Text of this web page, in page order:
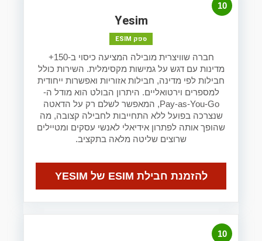
10
Yesim
ספק ESIM
חברה שוויצרית מובילה המציעה כיסוי ב-150+
מדינות עם דגש על גמישות מקסימלית. השירות כולל
חבילות לפי מדינה, חבילות אזוריות ואפשרות ייחודית
למספרים וירטואליים. היתרון הבולט הוא מודל ה-
Pay-as-You-Go, המאפשר לשלם רק על הדאטה
שנצרכה בפועל ללא התחייבות לחבילה קצובה, מה
שהופך אותה לפתרון אידיאלי לאנשי עסקים ומטיילים
שרוצים שליטה מלאה בתקציב.
להזמנת חבילת ESIM של YESIM
10